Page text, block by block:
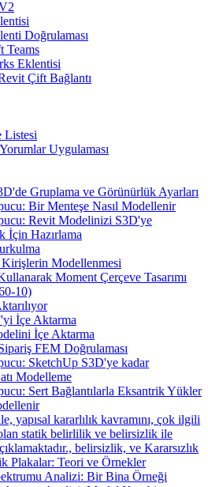
Doğrulaması
Teams
Eklentisi
Çift Bağlantı
Listesi
Yorumlar Uygulaması
Gruplama ve Görünürlük Ayarları
Bir Menteşe Nasıl Modellenir
Revit Modelinizi S3D'ye
İçin Hazırlama
Kirişlerin Modellenmesi
Moment Çerçeve Tasarımı
10)
İçe Aktarma
İçe Aktarma
FEM Doğrulaması
SketchUp S3D'ye kadar
Modelleme
Sert Bağlantılarla Eksantrik Yükler
yapısal kararlılık kavramını, çok ilgili
statik belirlilik ve belirsizlik ile
belirsizlik, ve Kararsızlık
Plakalar: Teori ve Örnekler
Analizi: Bir Bina Örneği